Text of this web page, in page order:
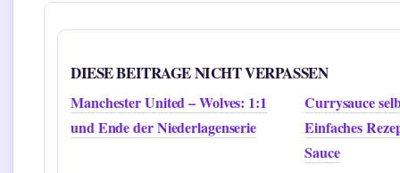
DIESE BEITRAGE NICHT VERPASSEN
Manchester United – Wolves: 1:1
und Ende der Niederlagenserie
Currysauce
Einfaches
Sauce